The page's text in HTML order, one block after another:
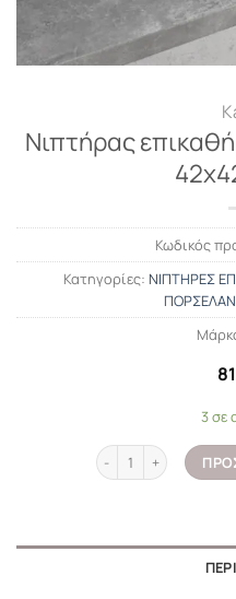
Νιπτήρας
Κωδικός
Κατηγορίες: ΝΙΠΤΗΡΕΣ
3 σε
Νιπτήρας